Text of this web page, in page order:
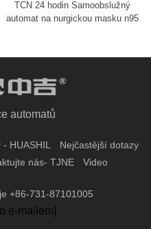
TCN 24 hodin Samoobslužný
automat na nurgickou masku n95
automatů
- HUASHIL
Nejčastější dotazy
nás- TJNE Video
+86-731-87101005
e-mailem]